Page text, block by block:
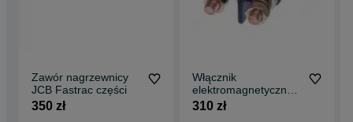
Zawór nagrzewnicy
JCB Fastrac części
350 zł
Włącznik
elektromagnetyczny -
przekaźnik JCB
Fastrac 250,- netto
310 zł